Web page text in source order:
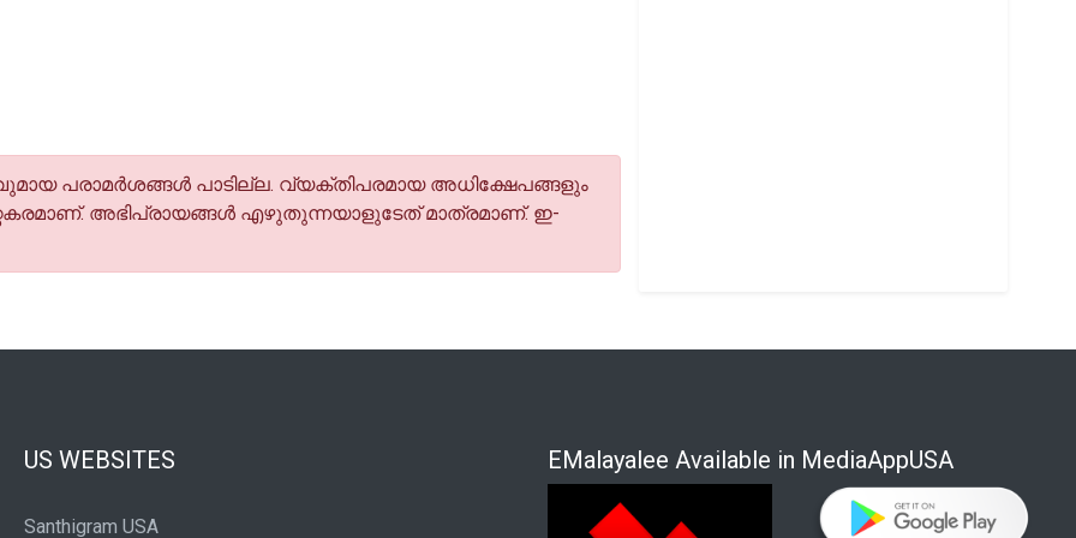
പരാമര്‍ശങ്ങള്‍ പാടില്ല. വ്യക്തിപരമായ അധിക്ഷേപങ്ങളും
അഭിപ്രായങ്ങള്‍ എഴുതുന്നയാളുടേത് മാത്രമാണ്. ഇ-
US WEBSITES
Santhigram USA
EMalayalee Available in MediaAppUSA